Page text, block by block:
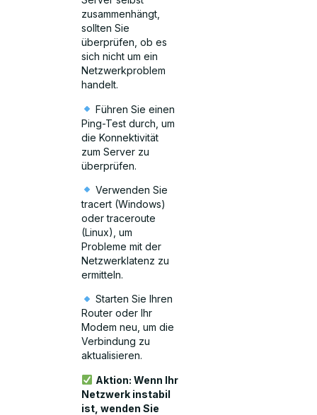
zusammenhängt,
sollten Sie
überprüfen, ob es
sich nicht um ein
Netzwerkproblem
handelt.
Führen Sie einen
Ping-Test durch, um
die Konnektivität
zum Server zu
überprüfen.
Verwenden Sie
tracert (Windows)
oder traceroute
(Linux), um
Probleme mit der
Netzwerklatenz zu
ermitteln.
Starten Sie Ihren
Router oder Ihr
Modem neu, um die
Verbindung zu
aktualisieren.
Aktion: Wenn Ihr
Netzwerk instabil
ist, wenden Sie